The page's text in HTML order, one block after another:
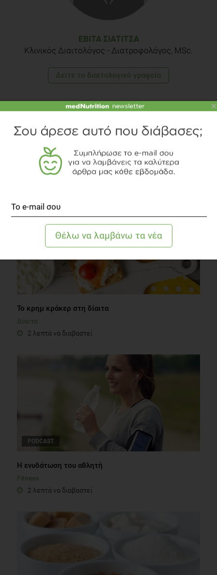
ΕΒΊΤΑ ΣΙΑΤΊΤΣΑ
Κλινικός Διαιτολόγος - Διατροφολόγος, MSc.
Δείτε το διαιτολογικό γραφείο
ΠΑΙΔΙ ΥΓΕΙΑ ΤΡΟΠΟΣ ΖΩΗΣ
ΔΙΑΒΑΣΤΕ ΑΚΟΜΗ
Το κρημ κράκερ στη δίαιτα
Δίαιτα
2 λεπτά να διαβαστεί
PODCAST
Η ενυδάτωση του αθλητή
Fitness
2 λεπτά να διαβαστεί
×